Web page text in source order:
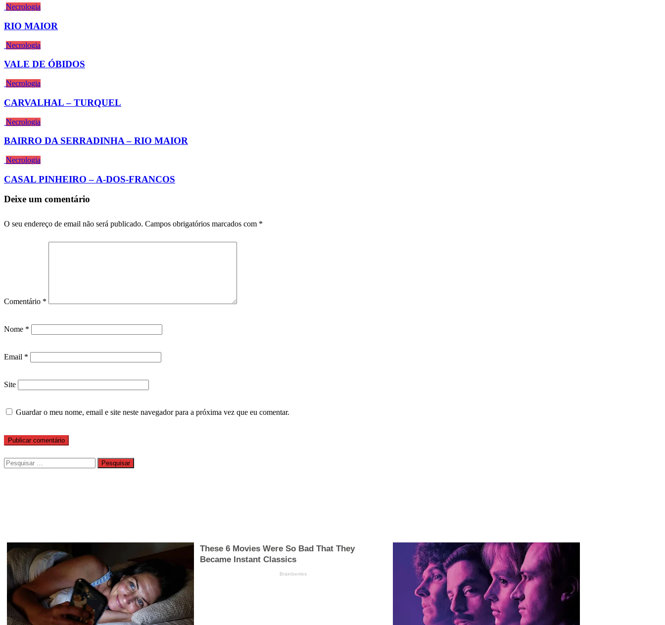
Necrologia
RIO MAIOR
Necrologia
VALE DE ÓBIDOS
Necrologia
CARVALHAL – TURQUEL
Necrologia
BAIRRO DA SERRADINHA – RIO MAIOR
Necrologia
CASAL PINHEIRO – A-DOS-FRANCOS
Deixe um comentário
O seu endereço de email não será publicado. Campos obrigatórios marcados com *
Comentário *
Nome *
Email *
Site
Guardar o meu nome, email e site neste navegador para a próxima vez que eu comentar.
Pesquisar
por: